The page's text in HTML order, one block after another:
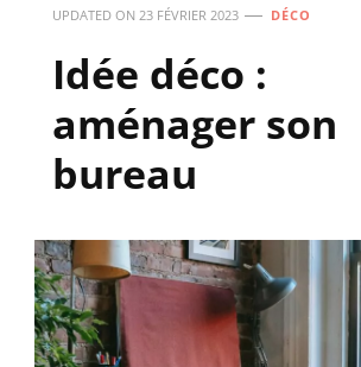
UPDATED ON 23 FÉVRIER 2023 DÉCO
Idée déco :
aménager son
bureau